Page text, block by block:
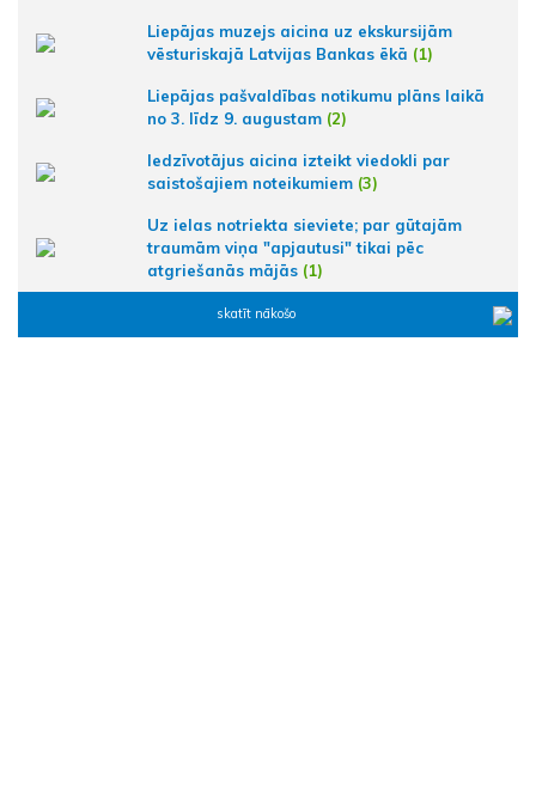
Liepājas muzejs aicina uz ekskursijām
vēsturiskajā Latvijas Bankas ēkā (1)
Liepājas pašvaldības notikumu plāns laikā
no 3. līdz 9. augustam (2)
Iedzīvotājus aicina izteikt viedokli par
saistošajiem noteikumiem (3)
Uz ielas notriekta sieviete; par gūtajām
traumām viņa "apjautusi" tikai pēc
atgriešanās mājās (1)
skatīt nākošo